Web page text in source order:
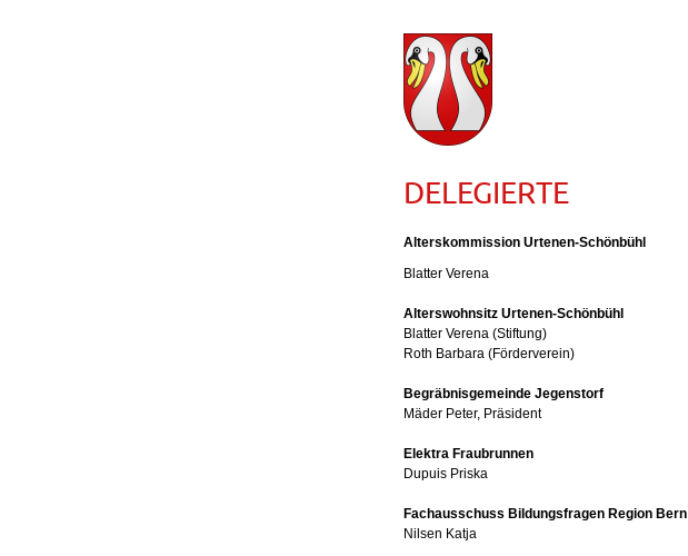
DELEGIERTE
Alterskommission Urtenen-Schönbühl
Blatter Verena
Alterswohnsitz Urtenen-Schönbühl
Blatter Verena (Stiftung)
Roth Barbara (Förderverein)
Begräbnisgemeinde Jegenstorf
Mäder Peter, Präsident
Elektra Fraubrunnen
Dupuis Priska
Fachausschuss Bildungsfragen Region Bern
Nilsen Katja